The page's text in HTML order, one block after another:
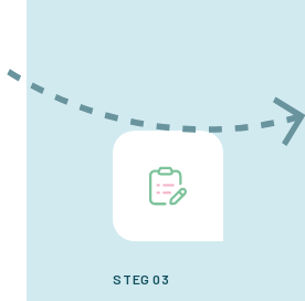
STEG 03